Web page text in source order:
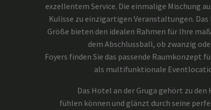
exzellentem Service. Die einmalige Mischung
Kulisse zu einzigartigen Veranstaltungen.
Größe bieten den idealen Rahmen für Ihre
dem Abschlussball, ob zwanzig
Foyers finden Sie das passende
als multifunktionale
Das Hotel an der Gruga gehört zu den
fühlen können und glänzt durch seine